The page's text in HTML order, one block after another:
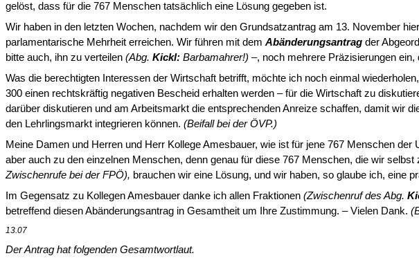
gelöst, dass für die 767 Menschen tatsächlich eine Lösung gegeben ist.
Wir haben in den letzten Wochen, nachdem wir den Grundsatzantrag am 13. Novem­ber
parlamentarische Mehrheit erreichen. Wir führen mit dem Abänderungsantrag der
bitte auch, ihn zu verteilen (Abg. Kickl: Barbamahrer!) –, noch mehrere Präzisierungen
Was die berechtigten Interessen der Wirtschaft betrifft, möchte ich noch einmal
300 einen rechtskräftig negativen Bescheid erhal­ten werden – für die Wirtschaft zu
darüber diskutieren und am Arbeitsmarkt die entsprechenden Anreize schaffen, damit wir
den Lehrlingsmarkt integrieren können. (Beifall bei der ÖVP.)
Meine Damen und Herren und Herr Kollege Amesbauer, wie ist für jene 767 Menschen
aber auch zu den einzelnen Menschen, denn genau für diese 767 Menschen, die wir selbst
Zwischenrufe bei der FPÖ), brauchen wir eine Lösung, und wir haben, so glaube ich, eine
Im Gegensatz zu Kollegen Amesbauer danke ich allen Fraktionen (Zwischenruf des Abg.
betreffend diesen Abänderungsantrag in Gesamtheit um Ihre Zustimmung. – Vielen Dank.
13.07
Der Antrag hat folgenden Gesamtwortlaut.